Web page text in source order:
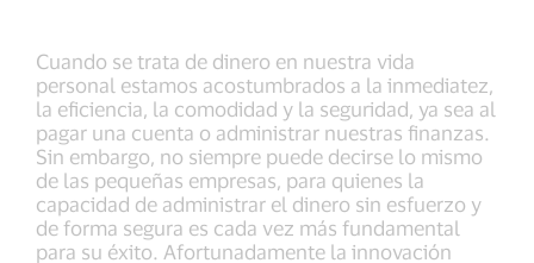
Cuando se trata de dinero en nuestra vida
personal estamos acostumbrados a la inmediatez,
la eficiencia, la comodidad y la seguridad, ya sea al
pagar una cuenta o administrar nuestras finanzas.
Sin embargo, no siempre puede decirse lo mismo
de las pequeñas empresas, para quienes la
capacidad de administrar el dinero sin esfuerzo y
de forma segura es cada vez más fundamental
para su éxito. Afortunadamente la innovación